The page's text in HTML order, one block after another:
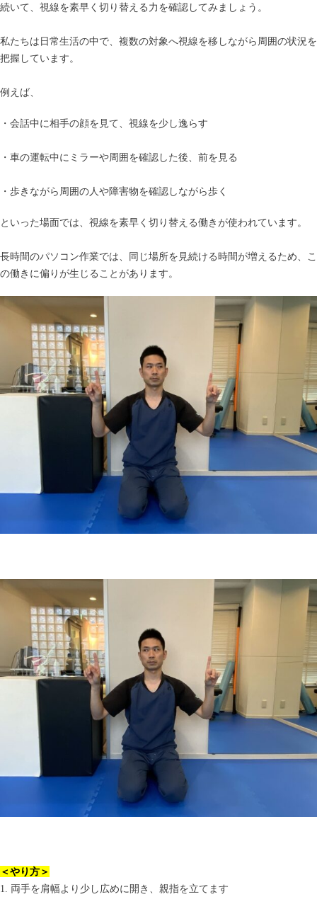
続いて、視線を素早く切り替える力を確認してみましょう。
私たちは日常生活の中で、複数の対象へ視線を移しながら周囲の状況を
把握しています。
例えば、
・会話中に相手の顔を見て、視線を少し逸らす
・車の運転中にミラーや周囲を確認した後、前を見る
・歩きながら周囲の人や障害物を確認しながら歩く
といった場面では、視線を素早く切り替える働きが使われています。
長時間のパソコン作業では、同じ場所を見続ける時間が増えるため、こ
の働きに偏りが生じることがあります。
＜やり方＞
1. 両手を肩幅より少し広めに開き、親指を立てます